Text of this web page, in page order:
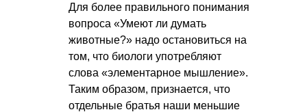
Для более правильного понимания
вопроса «Умеют ли думать
животные?» надо остановиться на
том, что биологи употребляют
слова «элементарное мышление».
Таким образом, признается, что
отдельные братья наши меньшие